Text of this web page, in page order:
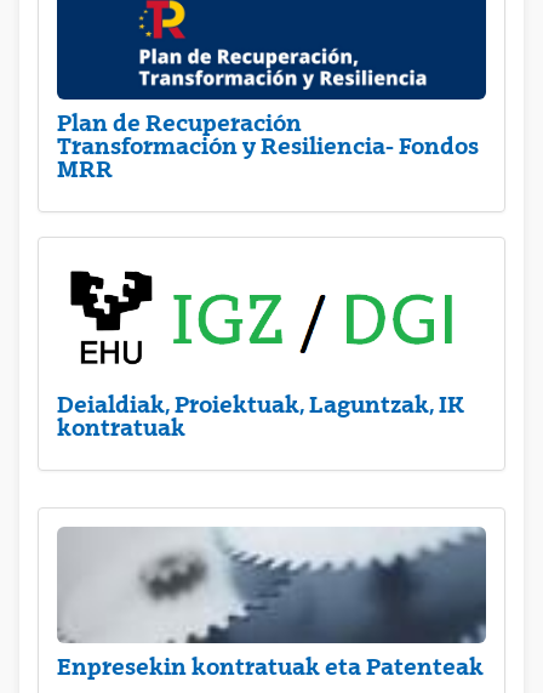
Plan de Recuperación
Transformación y Resiliencia- Fondos
MRR
Deialdiak, Proiektuak, Laguntzak, IK
kontratuak
Enpresekin kontratuak eta Patenteak